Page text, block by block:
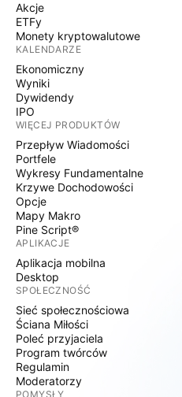
Akcje
ETFy
Monety kryptowalutowe
KALENDARZE
Ekonomiczny
Wyniki
Dywidendy
IPO
WIĘCEJ PRODUKTÓW
Przepływ Wiadomości
Portfele
Wykresy Fundamentalne
Krzywe Dochodowości
Opcje
Mapy Makro
Pine Script®
APLIKACJE
Aplikacja mobilna
Desktop
SPOŁECZNOŚĆ
Sieć społecznościowa
Ściana Miłości
Poleć przyjaciela
Program twórców
Regulamin
Moderatorzy
POMYSŁY